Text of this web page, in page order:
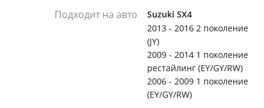
Подходит на авто
Suzuki SX4
2013 - 2016 2 поколение
(JY)
2009 - 2014 1 поколение
рестайлинг (EY/GY/RW)
2006 - 2009 1 поколение
(EY/GY/RW)